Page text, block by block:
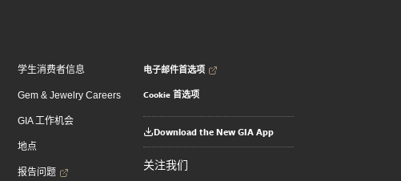
学生消费者信息
Gem & Jewelry Careers
GIA 工作机会
地点
报告问题
电子邮件首选项
Cookie 首选项
Download the New GIA App
关注我们